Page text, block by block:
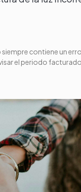
siempre contiene un
el periodo